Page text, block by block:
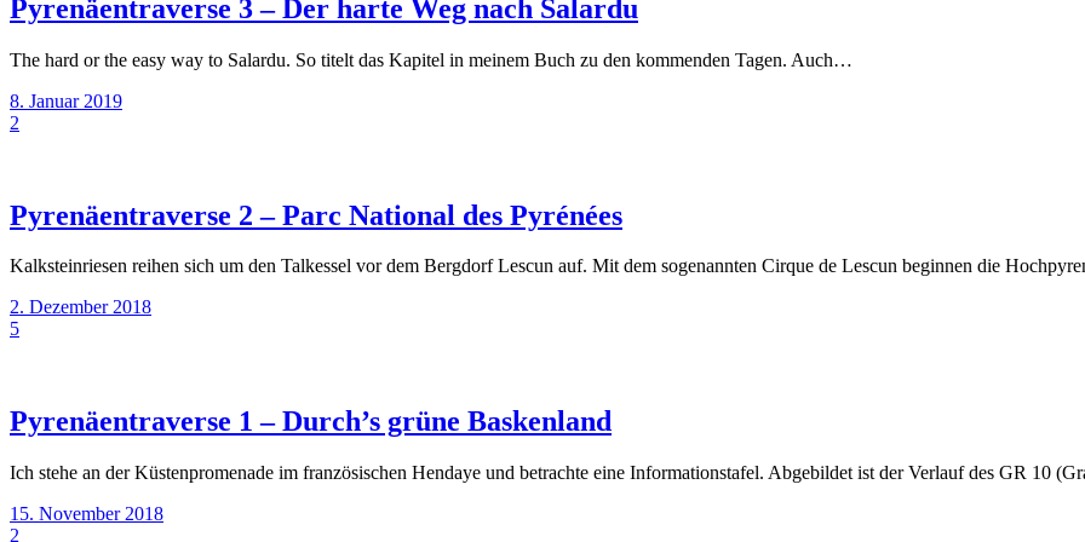
Pyrenäentraverse 3 – Der harte Weg nach Salardu
The hard or the easy way to Salardu. So titelt das Kapitel in meinem Buch zu den kommenden Tagen. Auch…
8. Januar 2019
2
Pyrenäentraverse 2 – Parc National des Pyrénées
Kalksteinriesen reihen sich um den Talkessel vor dem Bergdorf Lescun auf. Mit dem sogenannten Cirque de Lescun beginnen die
2. Dezember 2018
5
Pyrenäentraverse 1 – Durch’s grüne Baskenland
Ich stehe an der Küstenpromenade im französischen Hendaye und betrachte eine Informationstafel. Abgebildet ist der Verlauf des GR 10
15. November 2018
2